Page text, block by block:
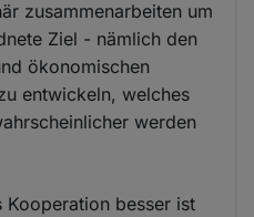
zusammenarbeiten um
Ziel - nämlich den
ökonomischen
entwickeln, welches
werden
Kooperation besser ist